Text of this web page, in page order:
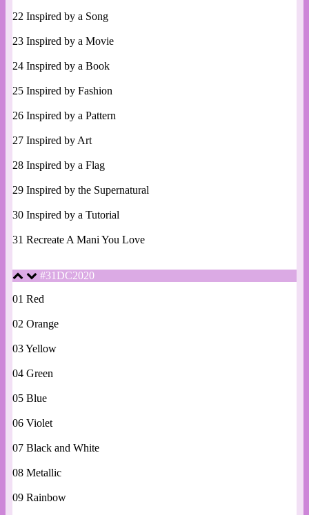
22 Inspired by a Song
23 Inspired by a Movie
24 Inspired by a Book
25 Inspired by Fashion
26 Inspired by a Pattern
27 Inspired by Art
28 Inspired by a Flag
29 Inspired by the Supernatural
30 Inspired by a Tutorial
31 Recreate A Mani You Love
#31DC2020
01 Red
02 Orange
03 Yellow
04 Green
05 Blue
06 Violet
07 Black and White
08 Metallic
09 Rainbow